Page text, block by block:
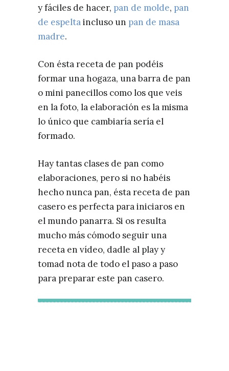
y fáciles de hacer, pan de molde, pan
de espeltaincluso un pan de masa
madre.
Con ésta receta de pan podéis
formar una hogaza, una barra de pan
o mini panecillos como los que veis
en la foto, la elaboración es la misma
lo único que cambiaría sería el
formado.
Hay tantas clases de pan como
elaboraciones, pero si no habéis
hecho nunca pan, ésta receta de pan
casero es perfecta para iniciaros en
el mundo panarra. Si os resulta
mucho más cómodo seguir una
receta en vídeo, dadle al play y
tomad nota de todo el paso a paso
para preparar este pan casero.